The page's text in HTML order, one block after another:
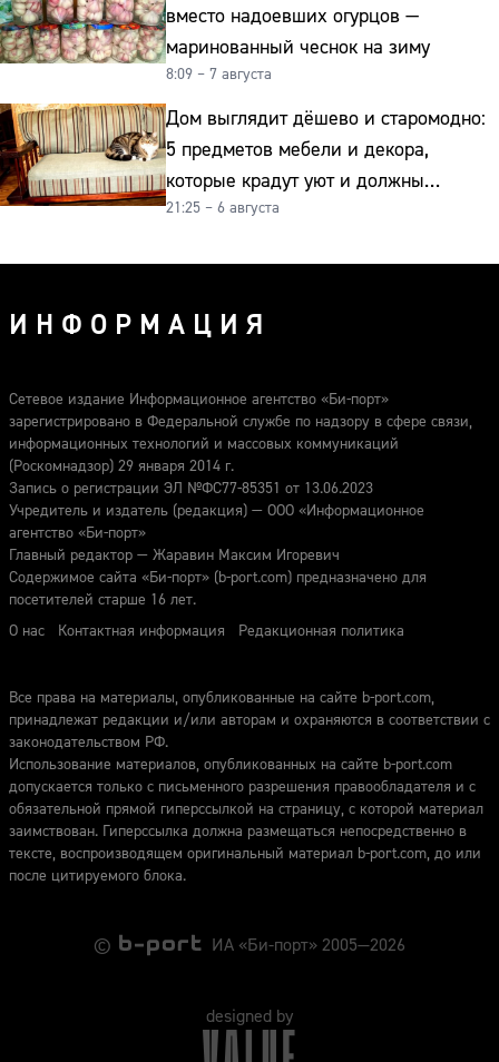
вместо надоевших огурцов —
маринованный чеснок на зиму
8:09 – 7 августа
Дом выглядит дёшево и старомодно:
5 предметов мебели и декора,
которые крадут уют и должны
отправиться на свалку прямо сейчас
21:25 – 6 августа
ИНФОРМАЦИЯ
Сетевое издание Информационное агентство «Би-порт»
зарегистрировано в Федеральной службе по надзору в сфере связи,
информационных технологий и массовых коммуникаций
(Роскомнадзор) 29 января 2014 г.
Запись о регистрации ЭЛ №ФС77-85351 от 13.06.2023
Учредитель и издатель (редакция) — ООО «Информационное
агентство «Би-порт»
Главный редактор — Жаравин Максим Игоревич
Содержимое сайта «Би-порт» (b-port.com) предназначено для
посетителей старше 16 лет.
О нас
Контактная информация Редакционная политика
Все права на материалы, опубликованные на сайте b-port.com,
принадлежат редакции и/или авторам и охраняются в соответствии с
законодательством РФ.
Использование материалов, опубликованных на сайте b-port.com
допускается только с письменного разрешения правообладателя и с
обязательной прямой гиперссылкой на страницу, с которой материал
заимствован. Гиперссылка должна размещаться непосредственно в
тексте, воспроизводящем оригинальный материал b-port.com, до или
после цитируемого блока.
© ИА «Би-порт» 2005—2026
designed by